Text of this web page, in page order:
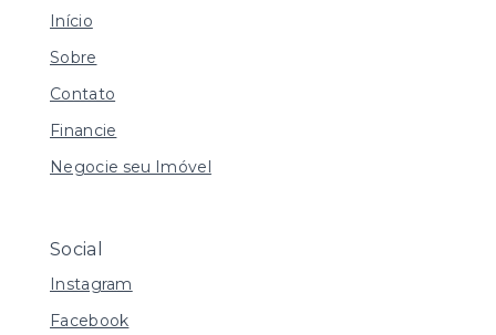
Início
Sobre
Contato
Financie
Negocie seu Imóvel
Social
Instagram
Facebook